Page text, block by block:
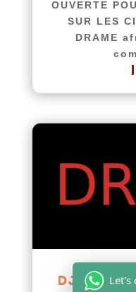
OUVERTE
SUR LES
DRAME
DJAGBLE :
Let's